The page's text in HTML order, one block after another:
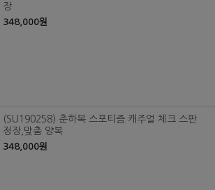
장
348,000원
(SU190258) 춘하복 스포티즘 캐주얼 체크 스판
정장,맞춤 양복
348,000원